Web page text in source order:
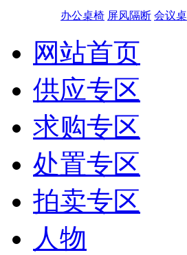
办公桌椅 屏风隔断 会议桌
网站首页
供应专区
求购专区
处置专区
拍卖专区
人物